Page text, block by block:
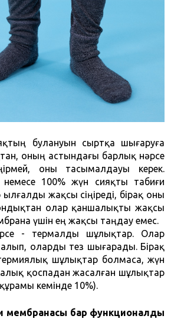
булануын сыртқа шығаруға
оның астындағы барлық нәрсе
оны тасымалдауы керек.
100% жүн сияқты табиғи
жақсы сіңіреді, бірақ оны
олар қаншалықты жақсы
үшін ең жақсы таңдау емес.
- термалды шұлықтар. Олар
оларды тез шығарады. Бірақ
шұлықтар болмаса, жүн
қоспадан жасалған шұлықтар
кемінде 10%).
мембранасы бар функционалды